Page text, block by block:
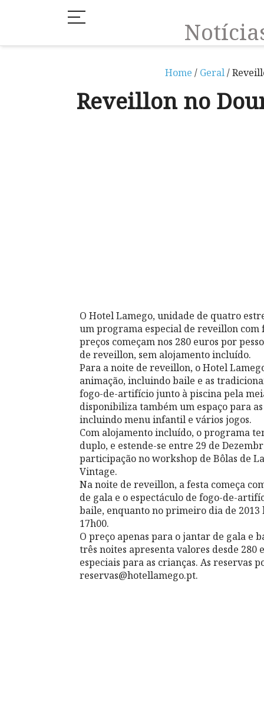
Home / Geral/
Reveillon no
O Hotel Lamego, unidade de quatro
um programa especial de reveillon com
preços começam nos 280 euros por
de reveillon, sem alojamento incluído.
Para a noite de reveillon, o Hotel
animação, incluindo baile e as
fogo-de-artifício junto à piscina pela
disponibiliza também um espaço para
incluindo menu infantil e vários jogos.
Com alojamento incluído, o programa
duplo, e estende-se entre 29 de
participação no workshop de Bôlas de
Vintage.
Na noite de reveillon, a festa começa
de gala e o espectáculo de fogo-de-
baile, enquanto no primeiro dia de 2013
17h00.
O preço apenas para o jantar de gala e
três noites apresenta valores desde 280
especiais para as crianças. As reservas
reservas@hotellamego.pt.